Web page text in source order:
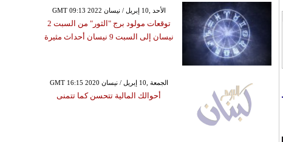
GMT 09:13 2022 الأحد ,10 إبريل / نيسان
توقعات مولود برج "الثور" من السبت 2
نيسان إلى السبت 9 نيسان أحداث مثيرة
GMT 16:15 2020 الجمعة ,10 إبريل / نيسان
أحوالك المالية تتحسن كما تتمنى